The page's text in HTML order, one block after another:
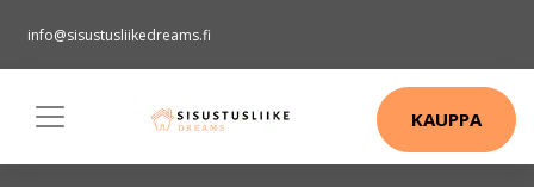
info@sisustusliikedreams.fi
KAUPPA